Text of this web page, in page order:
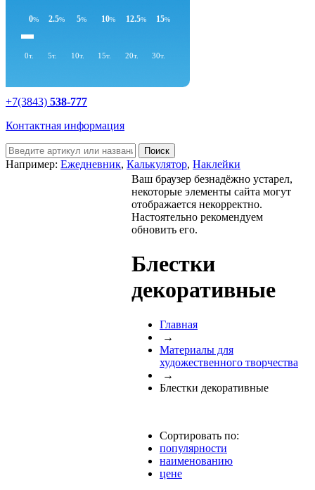
0%
0т.
2.5%
5т.
5%
10т.
10%
15т.
12.5%
20т.
15%
30т.
+7(3843) 538-777
Контактная информация
Например: Ежедневник, Калькулятор, Наклейки
Ваш браузер безнадёжно устарел,
некоторые элементы сайта могут
отображается некорректно.
Настоятельно рекомендуем
обновить его.
Блестки
декоративные
Главная
→
Материалы для
художественного творчества
→
Блестки декоративные
Сортировать по:
популярности
наименованию
цене